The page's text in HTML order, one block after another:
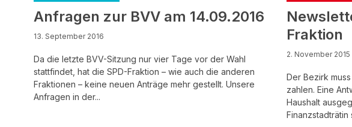
Anfragen zur BVV am 14.09.2016
13. September 2016
Da die letzte BVV-Sitzung nur vier Tage vor der Wahl
stattfindet, hat die SPD-Fraktion – wie auch die anderen
Fraktionen – keine neuen Anträge mehr gestellt. Unsere
Anfragen in der...
Fraktion
2. November 2015
Der Bezirk
zahlen. Eine
Haushalt
Finanzstadträtin